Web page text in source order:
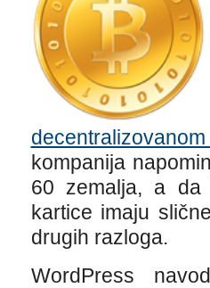
kompanija
60 zemalja, a da
kartice imaju
drugih razloga.
WordPress